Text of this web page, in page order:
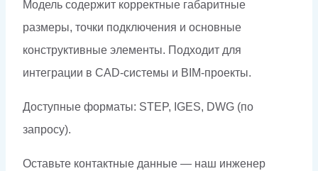
Модель содержит корректные габаритные
размеры, точки подключения и основные
конструктивные элементы. Подходит для
интеграции в CAD-системы и BIM-проекты.
Доступные форматы: STEP, IGES, DWG (по
запросу).
Оставьте контактные данные — наш инженер